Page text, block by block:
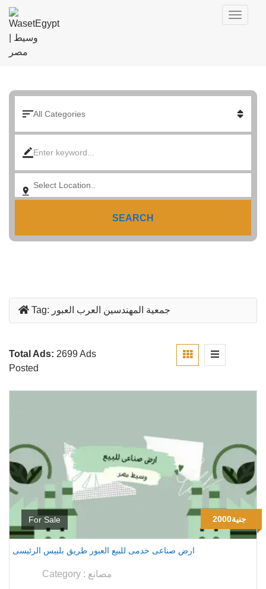
SEARCH
Tag: جمعية المهندسين العرب العبور
Total Ads: 2699 Ads
Posted
For Sale 2000جنية
ارض صناعى خدمى للبيع العبور طريق بلبيس الرئيسى
Category : مصانع